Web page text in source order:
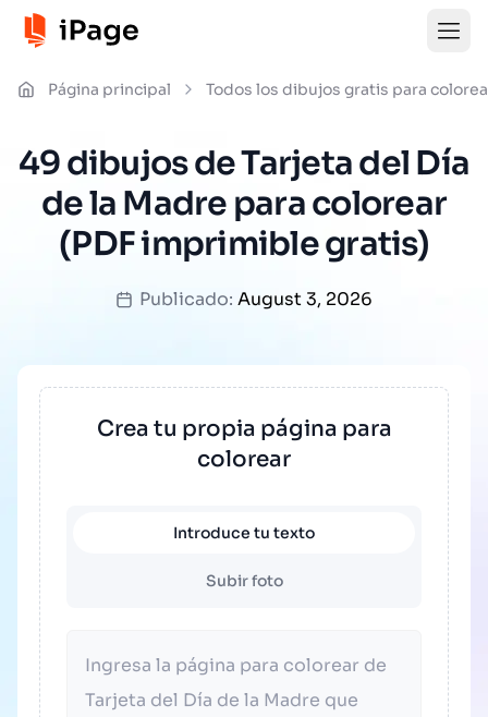
Página principal Todos los dibujos gratis para
49 dibujos de Tarjeta del Día
de la Madre para colorear
(PDF imprimible gratis)
Publicado: August 3, 2026
Crea tu propia página para
colorear
Introduce tu texto
Subir foto